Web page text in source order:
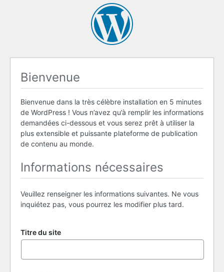
Bienvenue
Bienvenue dans la très célèbre installation en 5 minutes
de WordPress ! Vous n’avez qu’à remplir les informations
demandées ci-dessous et vous serez prêt à utiliser la
plus extensible et puissante plateforme de publication
de contenu au monde.
Informations nécessaires
Veuillez renseigner les informations suivantes. Ne vous
inquiétez pas, vous pourrez les modifier plus tard.
Titre du site